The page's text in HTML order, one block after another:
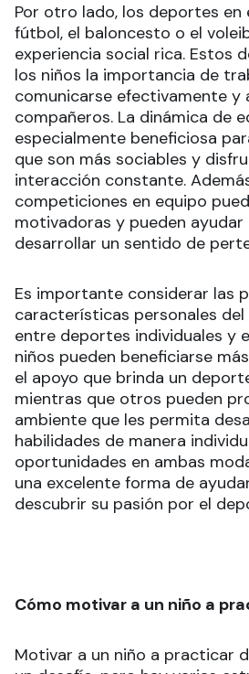
Por otro lado, los deportes en
fútbol, el baloncesto o el
experiencia social rica. Estos
los niños la importancia de
comunicarse efectivamente y
compañeros. La dinámica de
especialmente beneficiosa
que son más sociables y
interacción constante.
competiciones en equipo
motivadoras y pueden ayudar
desarrollar un sentido de
Es importante considerar las
características personales del
entre deportes individuales y
niños pueden beneficiarse
el apoyo que brinda un
mientras que otros pueden
ambiente que les permita
habilidades de manera
oportunidades en ambas
una excelente forma de
descubrir su pasión por el
Cómo motivar a un niño a
Motivar a un niño a practicar